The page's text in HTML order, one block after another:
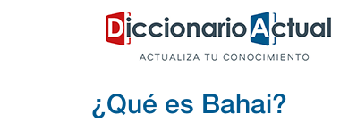
¿Qué es Bahai?